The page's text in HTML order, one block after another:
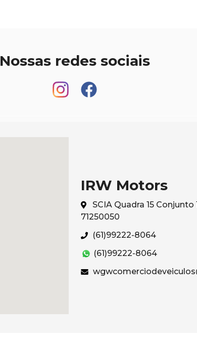
Nossas redes sociais
IRW Motors
SCIA Quadra 15
71250050
(61)99222-8064
(61)99222-8064